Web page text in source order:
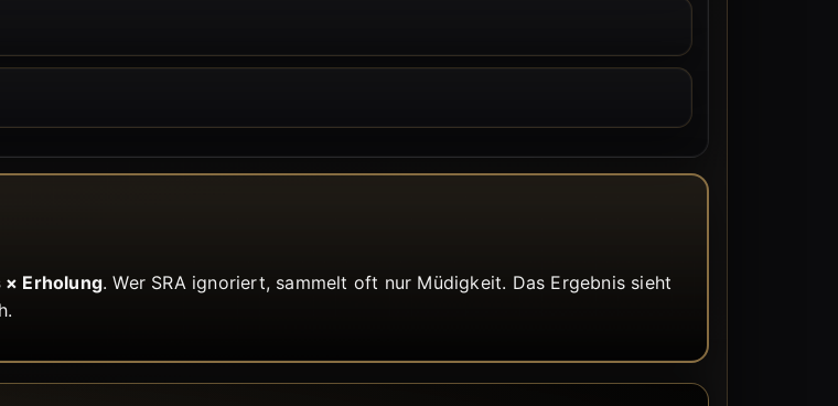
× Erholung. Wer SRA ignoriert, sammelt oft nur Müdigkeit. Das Ergebnis sieht